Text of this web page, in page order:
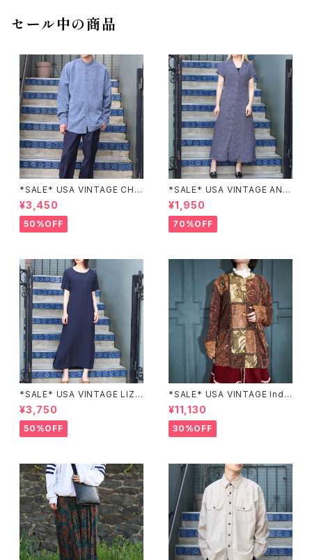
セール中の商品
*SALE* USA VINTAGE CHE
CK PATTERNED BAND COL
LAR SHIRT/アメリカ古着チェッ
ク柄バンドカラーシャツ
¥3,450
50%OFF
*SALE* USA VINTAGE ANN
EX HALF SLEEVE FLOWER
PATTERNED ONE PIECE/ア
メリカ古着半袖花柄ワンピース
¥1,950
70%OFF
*SALE* USA VINTAGE LIZ c
laiborne EMBROIDERY DES
IGN NAVY ONE PIECE/アメリ
カ古着刺繍デザインネイビーワ
ンピース
¥3,750
50%OFF
*SALE* USA VINTAGE Indi
go moon PATCHWORK EM
BROIDERY DESIGN JACKE
T/アメリカ古着パッチワーク刺
繍ジャケット
¥11,130
30%OFF